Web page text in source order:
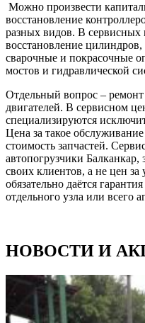
Можно произвести
восстановление
разных видов. В сервисных
восстановление цилиндров,
сварочные и покрасочные
мостов и гидравлической
Отдельный вопрос –
двигателей. В сервисном
специализируются
Цена за такое
стоимость запчастей.
автопогрузчики Балканкар,
своих клиентов, а не цен
обязательно даётся
отдельного узла или всего
НОВОСТИ И